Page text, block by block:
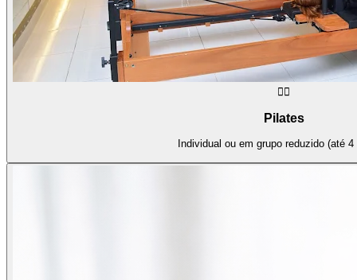
🧘‍♀️
Pilates
Individual ou em grupo reduzido (até 4